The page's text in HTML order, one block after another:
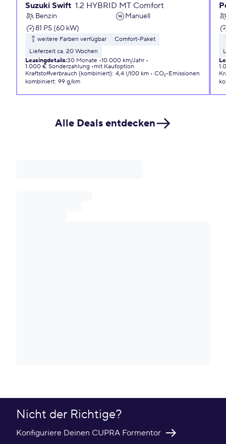
Suzuki Swift 1.2 HYBRID MT Comfort
Benzin
Manuell
81 PS (60 kW)
weitere Farben verfügbar
Comfort-Paket
Lieferzeit ca. 20 Wochen
Leasingdetails:30 Monate 10.000 km/Jahr
1.000 € Sonderzahlung
mit Kaufoption
Kraftstoffverbrauch (kombiniert): 4,4 l/100 km
CO₂-Emissionen
kombiniert: 99 g/km
Alle Deals entdecken
Nicht der Richtige?
Konfiguriere Deinen CUPRA Formentor